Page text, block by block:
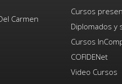
Carmen
Cursos
Diplomados y
Cursos
COFIDENet
Video Cursos